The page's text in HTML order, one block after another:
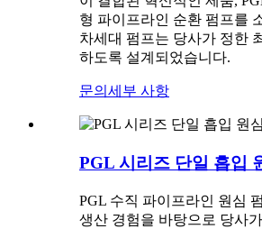
형 파이프라인 순환 펌프를
차세대 펌프는 당사가 정한
하도록 설계되었습니다.
문의 세부 사항
PGL 시리즈 단일 흡입
PGL 수직 파이프라인 원심
생산 경험을 바탕으로 당사